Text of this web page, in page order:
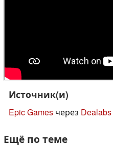
Источник(и)
Epic Games через Dealabs
Ещё по теме